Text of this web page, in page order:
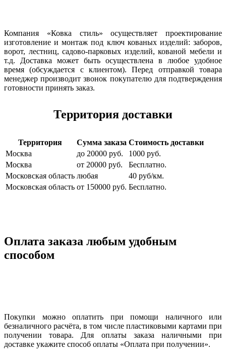
Компания «Ковка стиль» осуществляет проектирование
изготовление и монтаж под ключ кованых изделий: заборов,
ворот, лестниц, садово-парковых изделий, кованой мебели и
т.д. Доставка может быть осуществлена в любое удобное
время (обсуждается с клиентом). Перед отправкой товара
менеджер производит звонок покупателю для подтверждения
готовности принять заказ.
Территория доставки
Территория Сумма заказа Стоимость доставки
Москва
до 20000 руб.
1000 руб.
Москва
от 20000 руб.
Бесплатно.
Московская область любая
40 руб/км.
Московская область от 150000 руб. Бесплатно.
Оплата заказа любым удобным
способом
Покупки можно оплатить при помощи наличного или
безналичного расчёта, в том числе пластиковыми картами при
получении товара. Для оплаты заказа наличными при
доставке укажите способ оплаты «Оплата при получении».